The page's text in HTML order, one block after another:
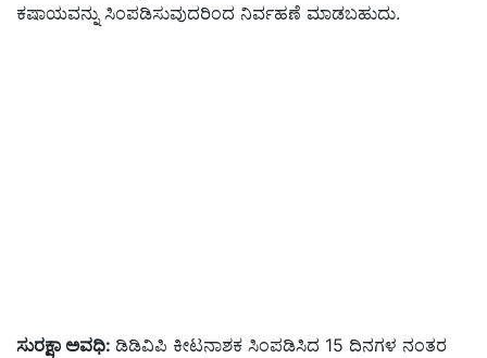
ಕಷಾಯವನ್ನು ಸಿಂಪಡಿಸುವುದರಿಂದ ನಿರ್ವಹಣೆ ಮಾಡಬಹುದು.
ಸುರಕ್ಷಾ ಅವಧಿ: ಡಿಡಿವಿಪಿ ಕೀಟನಾಶಕ ಸಿಂಪಡಿಸಿದ 15 ದಿನಗಳ ನಂತರ